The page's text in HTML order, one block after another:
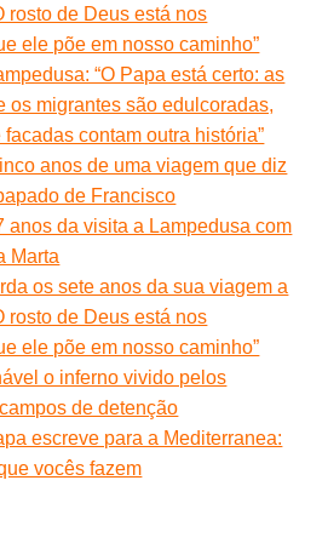
rosto de Deus está nos
ele põe em nosso caminho”
“O Papa está certo: as
os migrantes são edulcoradas,
contam outra história”
anos de uma viagem que diz
de Francisco
anos da visita a Lampedusa com
Marta
os sete anos da sua viagem a
rosto de Deus está nos
ele põe em nosso caminho”
o inferno vivido pelos
de detenção
escreve para a Mediterranea:
vocês fazem